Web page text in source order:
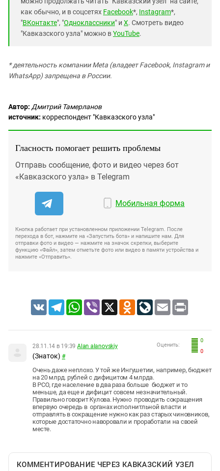
как обычно, и в соцсетях Facebook*, Instagram*,
"ВКонтакте", "Одноклассники" и X. Смотреть видео
"Кавказского узла" можно вYouTube.
* деятельность компании Meta (владеет Facebook, Instagram и
WhatsApp) запрещена в России.
Автор: Дмитрий Тамерланов
источник: корреспондент "Кавказского узла"
Гласность помогает решить проблемы
Отправь сообщение, фото и видео через бот
«Кавказского узла» в Telegram
Мобильная форма
Кнопка работает при установленном приложении Telegram. После
перехода в бот, нажмите на «Запустить бота» и напишите нам. Для
отправки фото и видео — нажмите на значок скрепки, выберите
функцию «Файл», затем отметьте фото или видео в памяти устройства и
нажмите «Отправить».
VK TelegramWhatsApp
Viber X Odnoklassniki
LiveJournal
Email Print
0
0
Оценить:
28.11.14 в 19:39 Alan alanovskiy
(Знаток) #
Очень даже неплохо. У той же Ингушетии, например, бюджет
на 20 млрд. рублей с дифицитом 4 млрда.
В РСО, где население в два раза больше бюджет и то
меньше, да еще и дифицит совсем незначительный.
Правильно говорит Кулова. Нужно проводить сокращения
впервую очередь в органах исполнитльной власти и
отправлять в сокращение нужно как раз старых чиновников,
которые достаточно наворовали и проработали на своей
месте.
КОММЕНТИРОВАНИЕ ЧЕРЕЗ КАВКАЗСКИЙ УЗЕЛ